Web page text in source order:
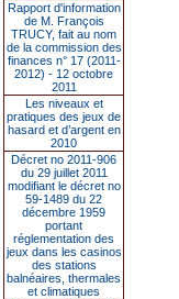
Rapport d'information
de M. François
TRUCY, fait au nom
de la commission des
finances n° 17 (2011-
2012) - 12 octobre
2011
Les niveaux et
pratiques des jeux de
hasard et d’argent en
2010
Décret no 2011-906
du 29 juillet 2011
modifiant le décret no
59-1489 du 22
décembre 1959
portant
réglementation des
jeux dans les casinos
des stations
balnéaires, thermales
et climatiques